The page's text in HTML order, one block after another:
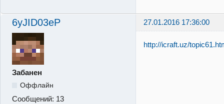
6yJID03eP 27.01.2016 17:36:00
Забанен
Оффлайн
Сообщений: 13
http://icraft.uz/